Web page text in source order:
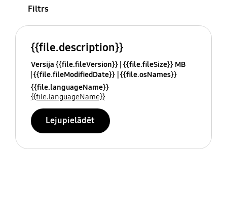
Filtrs
{{file.description}}
Versija {{file.fileVersion}} {{file.fileSize}} MB
{{file.fileModifiedDate}} {{file.osNames}}
{{file.languageName}}
{{file.languageName}}
Lejupielādēt